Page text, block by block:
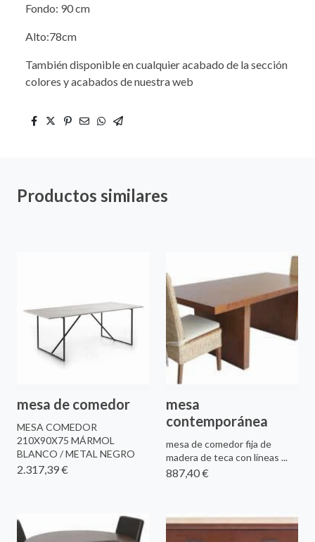
Fondo: 90 cm
Alto:78cm
También disponible en cualquier acabado de la sección
colores y acabados de nuestra web
Productos similares
mesa de comedor
MESA COMEDOR
210X90X75 MÁRMOL
BLANCO / METAL NEGRO
2.317,39 €
mesa
contemporánea
mesa de comedor fija de
madera de teca con líneas ...
887,40 €